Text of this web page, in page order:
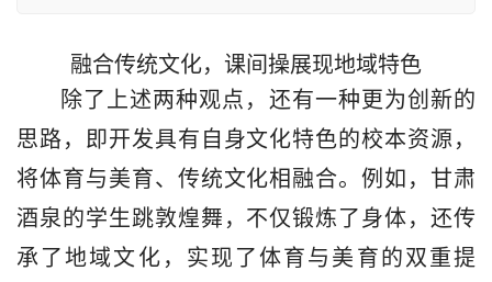
融合传统文化，课间操展现地域特色
除了上述两种观点，还有一种更为创新的
思路，即开发具有自身文化特色的校本资源，
将体育与美育、传统文化相融合。例如，甘肃
酒泉的学生跳敦煌舞，不仅锻炼了身体，还传
承了地域文化，实现了体育与美育的双重提